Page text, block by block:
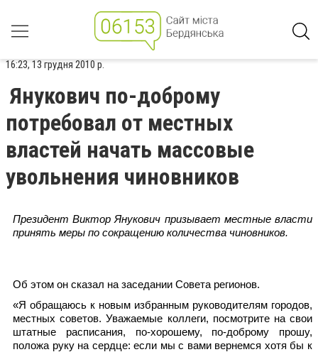
16:23, 13 грудня 2010 р.
Янукович по-доброму
потребовал от местных
властей начать массовые
увольнения чиновников
Президент Виктор Янукович призывает местные власти
принять меры по сокращению количества чиновников.
Об этом он сказал на заседании Совета регионов.
«Я обращаюсь к новым избранным руководителям городов,
местных советов. Уважаемые коллеги, посмотрите на свои
штатные расписания, по-хорошему, по-доброму прошу,
положа руку на сердце: если мы с вами вернемся хотя бы к